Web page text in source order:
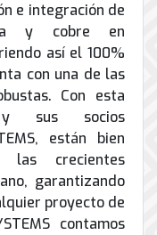
e integración de
y cobre en
así el 100%
con una de las
Con esta
y sus socios
están bien
las crecientes
garantizando
proyecto de
contamos